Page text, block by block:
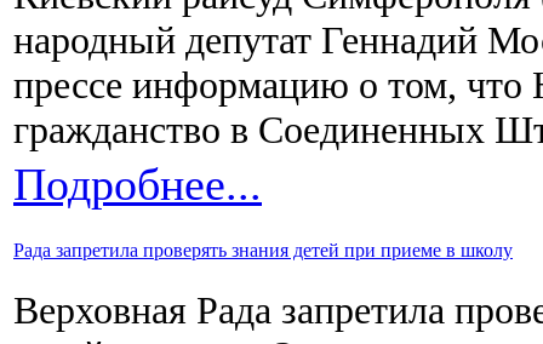
народный депутат Геннадий
прессе информацию о том, что
гражданство в Соединенных
Подробнее...
Рада запретила проверять знания детей при приеме в школу
Верховная Рада запретила